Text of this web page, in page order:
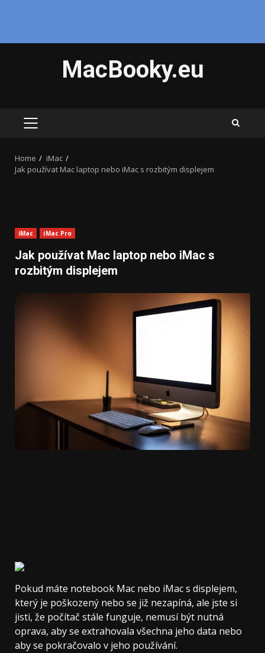
MacBooky.eu
PRIMARY
Home
iMac
Jak používat Mac laptop nebo iMac s rozbitým displejem
iMac iMac Pro
Jak používat Mac laptop nebo iMac s
rozbitým displejem
Pokud máte notebook Mac nebo iMac s displejem,
který je poškozený nebo se již nezapíná, ale jste si
jisti, že počítač stále funguje, nemusí být nutná
oprava, aby se extrahovala všechna jeho data nebo
aby se pokračovalo v jeho používání.